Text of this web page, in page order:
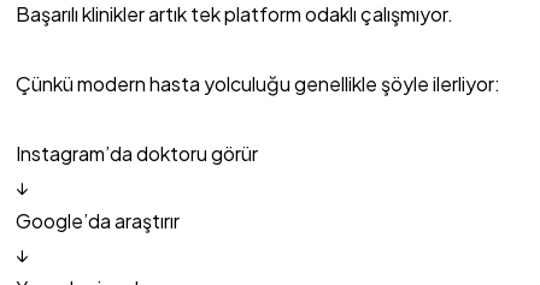
Başarılı klinikler artık tek platform odaklı çalışmıyor.
Çünkü modern hasta yolculuğu genellikle şöyle ilerliyor:
Instagram’da doktoru görür
↓
Google’da araştırır
↓